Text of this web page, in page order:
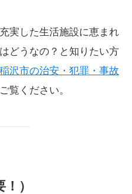
実した生活施設に恵まれ
どうなの？と知りたい方
沢市の治安・犯罪・事故
覧ください。
）